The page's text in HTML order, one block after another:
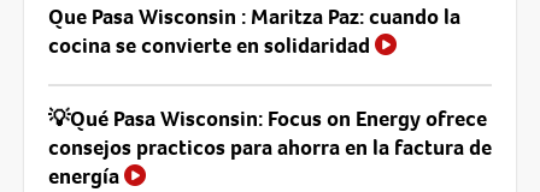
Que Pasa Wisconsin : Maritza Paz: cuando la
cocina se convierte en solidaridad
💡Qué Pasa Wisconsin: Focus on Energy ofrece
consejos practicos para ahorra en la factura de
energía